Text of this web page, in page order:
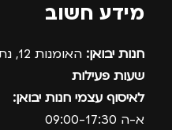
מידע חשוב
חנות יבואן: האומנות 12, נתניה.
שעות פעילות
לאיסוף עצמי חנות יבואן:
א-ה 09:00-17:30